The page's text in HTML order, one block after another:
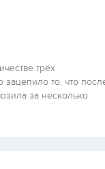
трёх
то, что
за несколько